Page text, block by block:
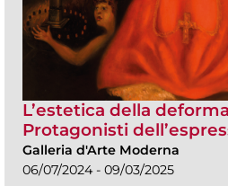
L’estetica della
Protagonisti
Galleria d'Arte Moderna
06/07/2024 - 09/03/2025